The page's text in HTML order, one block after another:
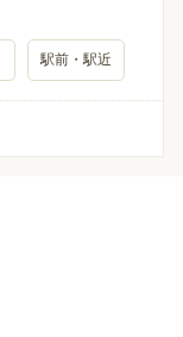
駅前・駅近